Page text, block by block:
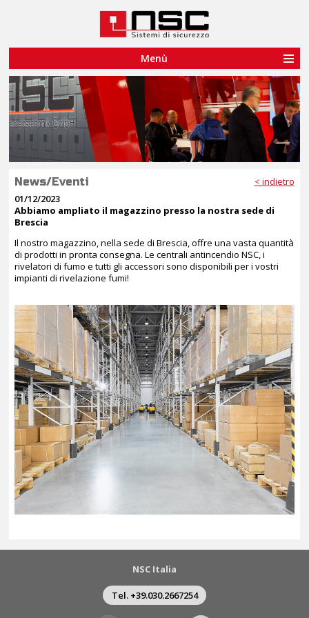
: session_start(): A session had already been started - ignoring in
/var/www/vhost/www.nsc-sistemisicurezza.it/htdocs/script-
Menù
News/Eventi
< indietro
01/12/2023
Abbiamo ampliato il magazzino presso la nostra sede di
Brescia
Il nostro magazzino, nella sede di Brescia, offre una vasta quantità
di prodotti in pronta consegna. Le centrali antincendio NSC, i
rivelatori di fumo e tutti gli accessori sono disponibili per i vostri
impianti di rivelazione fumi!
NSC Italia
Tel. +39.030.2667254
Informativa sulla raccolta
Le tue preferenze relative alla privacy